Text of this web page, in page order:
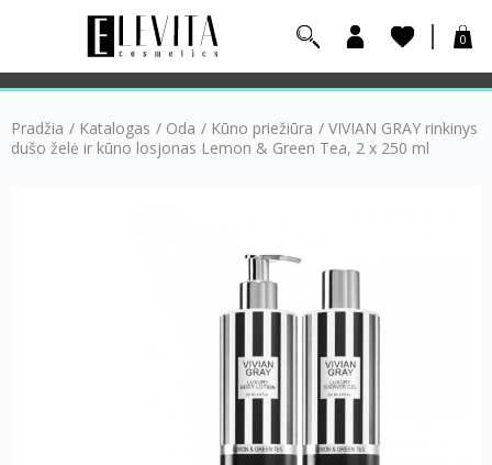
0
Pradžia / Katalogas / Oda / Kūno priežiūra / VIVIAN GRAY rinkinys
dušo želė ir kūno losjonas Lemon & Green Tea, 2 x 250 ml